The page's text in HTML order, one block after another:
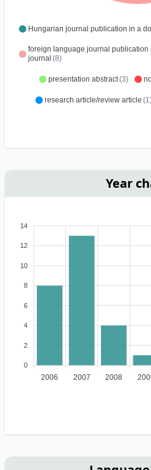
Hungarian journal publication in a
foreign language journal
journal (8)
presentation abstract(3)
research article/review article
Year
14
12
10
8
6
4
2
0
2006 2007 2008